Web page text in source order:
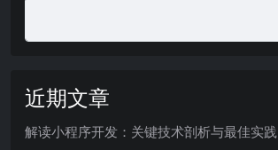
近期文章
解读小程序开发：关键技术剖析与最佳实践